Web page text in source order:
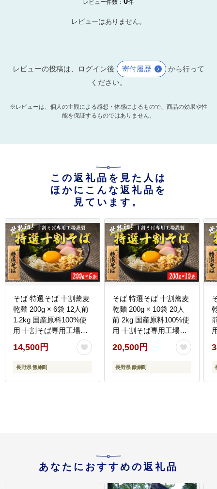
レビュー件数： 件
レビューはありません。
レビューの投稿は、ログイン後 寄付履歴
から行って
ください。
※レビューは、個人の主観による感想・体感によるもので、商品の効果や性
能を保証するものではありません。
この返礼品を見た人は
ほかにこんな返礼品を
見ています。
そば 特選そば 十割蕎麦
乾麺 200g × 6袋 12人前
1.2kg 国産原料100%使
用 十割そば専用工場謹
製 山本食品 沖縄県への
配送不可 信州 蕎麦 十割
そば 信州そば 乾蕎麦 小
野県 飯綱町 [0555]
14,500円
長野県 飯綱町
そば 特選そば 十割蕎麦
乾麺 200g × 10袋 20人
前 2kg 国産原料100%使
用 十割そば専用工場謹
製 山本食品 信州 10割
蕎麦 十割そば 信州そば
乾蕎麦 小麦粉不使用
[1706]
20,500円
長野県 飯綱町
あなたにおすすめの返礼品